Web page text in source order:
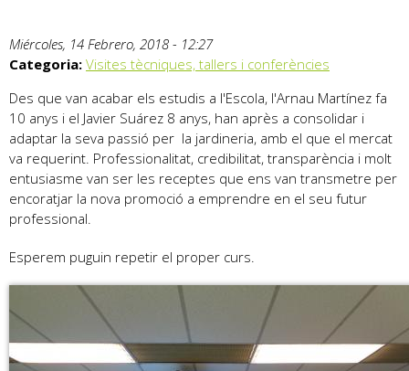
Miércoles, 14 Febrero, 2018 - 12:27
Categoria: Visites tècniques, tallers i conferències
Des que van acabar els estudis a l'Escola, l'Arnau Martínez fa
10 anys i el Javier Suárez 8 anys, han après a consolidar i
adaptar la seva passió per la jardineria, amb el que el mercat
va requerint. Professionalitat, credibilitat, transparència i molt
entusiasme van ser les receptes que ens van transmetre per
encoratjar la nova promoció a emprendre en el seu futur
professional.
Esperem puguin repetir el proper curs.